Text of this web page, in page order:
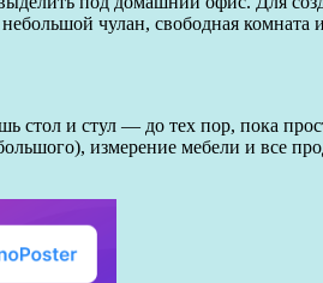
чулан, свободная
стол и стул — до тех пор, пока
измерение мебели и все